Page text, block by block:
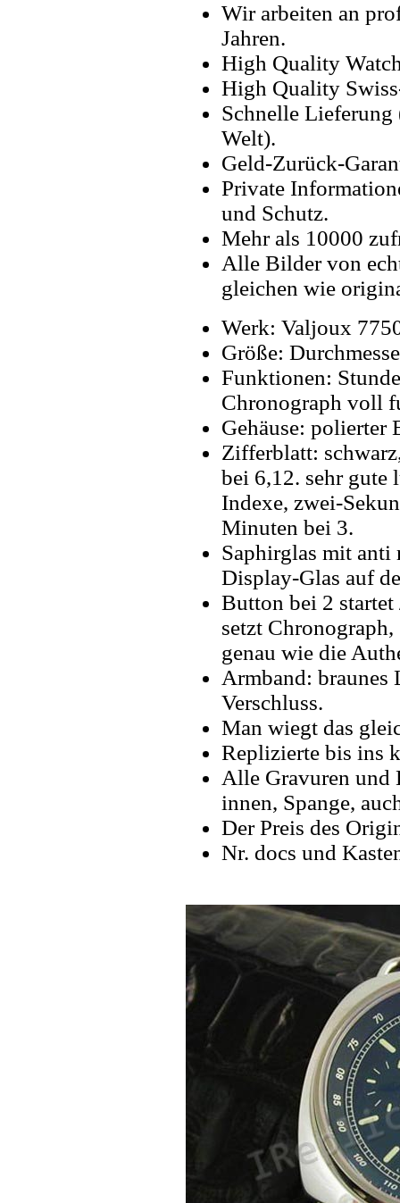
Wir arbeiten an
Jahren.
High Quality
High Quality
Schnelle Lieferung
Welt).
Geld-Zurück-
Private
und Schutz.
Mehr als 10000
Alle Bilder von
gleichen wie
Werk: Valjoux
Größe:
Funktionen:
Chronograph voll
Gehäuse: polierter
Zifferblatt:
bei 6,12. sehr gute
Indexe, zwei-
Minuten bei 3.
Saphirglas mit anti
Display-Glas auf
Button bei 2
setzt
genau wie die
Armband: braunes
Verschluss.
Man wiegt das
Replizierte bis ins
Alle Gravuren und
innen, Spange,
Der Preis des
Nr. docs und